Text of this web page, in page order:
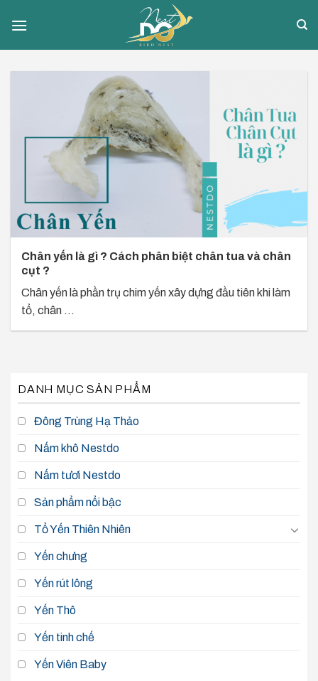
Chân yến là gì ? Cách phân biệt chân tua và chân
cụt ?
Chân yến là phần trụ chim yến xây dựng đầu tiên khi làm
tổ, chân ...
DANH MỤC SẢN PHẨM
Đông Trùng Hạ Thảo
Nấm khô Nestdo
Nấm tươi Nestdo
Sản phẩm nổi bậc
Tổ Yến Thiên Nhiên
Yến chưng
Yến rút lông
Yến Thô
Yến tinh chế
Yến Viên Baby